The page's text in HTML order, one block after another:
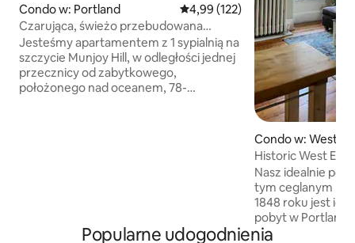
Condo w: Portland Średnia ocena: 4,99 na 5, liczba
4,99 (122)
Czarująca, świeżo przebudowana
przestrzeń na szczycie Munjoy Hill.
Jesteśmy apartamentem z 1 sypialnią na
szczycie Munjoy Hill, w odległości jednej
przecznicy od zabytkowego,
położonego nad oceanem, 78-
wskoczyć na utwardzony chodnik
Condo w: West
Historic West End
to Old Port
Nasz idealnie
tym ceglanym
1848 roku jest
pobyt w Portland. W pełni odnowione i
niezwykle wygodne. Spacer do
Popularne udogodnienia